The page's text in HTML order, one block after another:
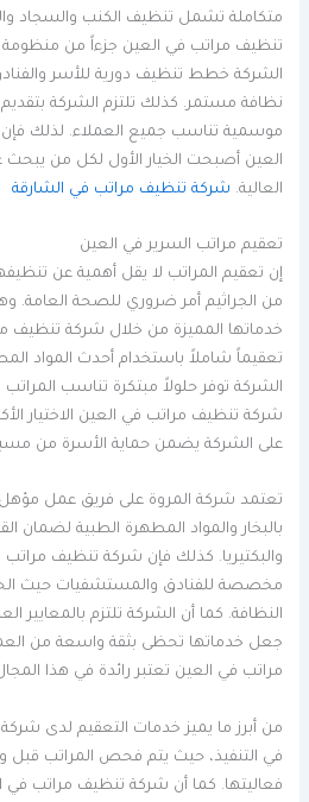
متكاملة تشمل تنظيف الكنب والسجاد
تنظيف مراتب في العين جزءاً من منظومة
الشركة خطط تنظيف دورية للأسر
نظافة مستمر. كذلك تلتزم الشركة
موسمية تناسب جميع العملاء. لذلك
العين أصبحت الخيار الأول لكل من يبحث
العالية. شركة تنظيف مراتب في الشارقة
تعقيم مراتب السرير في العين
إن تعقيم المراتب لا يقل أهمية عن
من الجراثيم أمر ضروري للصحة العامة.
خدماتها المميزة من خلال شركة تنظيف
تعقيماً شاملاً باستخدام أحدث المواد
الشركة توفر حلولاً مبتكرة تناسب
شركة تنظيف مراتب في العين الاختيار
على الشركة يضمن حماية الأسرة من
تعتمد شركة المروة على فريق عمل
بالبخار والمواد المطهرة الطبية لضمان
والبكتيريا. كذلك فإن شركة تنظيف
مخصصة للفنادق والمستشفيات حيث
النظافة. كما أن الشركة تلتزم بالمعايير
جعل خدماتها تحظى بثقة واسعة من
مراتب في العين تعتبر رائدة في هذا
من أبرز ما يميز خدمات التعقيم لدى شركة
في التنفيذ، حيث يتم فحص المراتب قبل
فعاليتها. كما أن شركة تنظيف مراتب في